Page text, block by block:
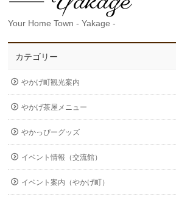
Your Home Town - Yakage -
カテゴリー
やかげ町観光案内
やかげ茶屋メニュー
やかっぴーグッズ
イベント情報（交流館）
イベント案内（やかげ町）